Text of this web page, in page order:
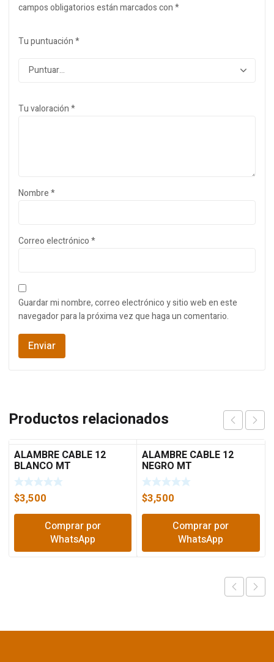
campos obligatorios están marcados con*
Tu puntuación*
Tu valoración*
Nombre*
Correo electrónico*
Guardar mi nombre, correo electrónico y sitio web en este
navegador para la próxima vez que haga un comentario.
Productos relacionados
ALAMBRE CABLE 12
BLANCO MT
$3,500
Comprar por
WhatsApp
ALAMBRE CABLE 12
NEGRO MT
$3,500
Comprar por
WhatsApp